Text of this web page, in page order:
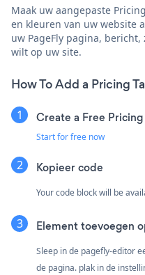
Maak uw aangepaste
en kleuren van uw website
uw PageFly pagina,
wilt op uw site.
How To Add a Pricing
Create a Free
Start for free now
Kopieer code
Your code block will be
Element toevoegen
Sleep in de pagefly-editor
de pagina. plak in de